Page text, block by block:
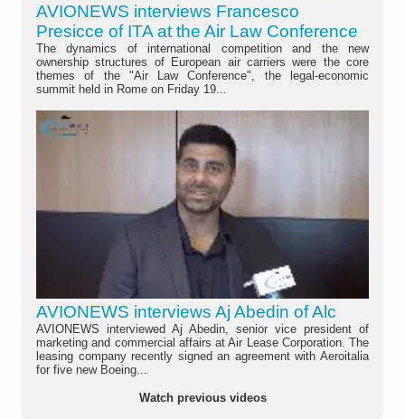
AVIONEWS interviews Francesco
Presicce of ITA at the Air Law Conference
The dynamics of international competition and the new
ownership structures of European air carriers were the core
themes of the "Air Law Conference", the legal-economic
summit held in Rome on Friday 19...
AVIONEWS interviews Aj Abedin of Alc
AVIONEWS interviewed Aj Abedin, senior vice president of
marketing and commercial affairs at Air Lease Corporation. The
leasing company recently signed an agreement with Aeroitalia
for five new Boeing...
Watch previous videos